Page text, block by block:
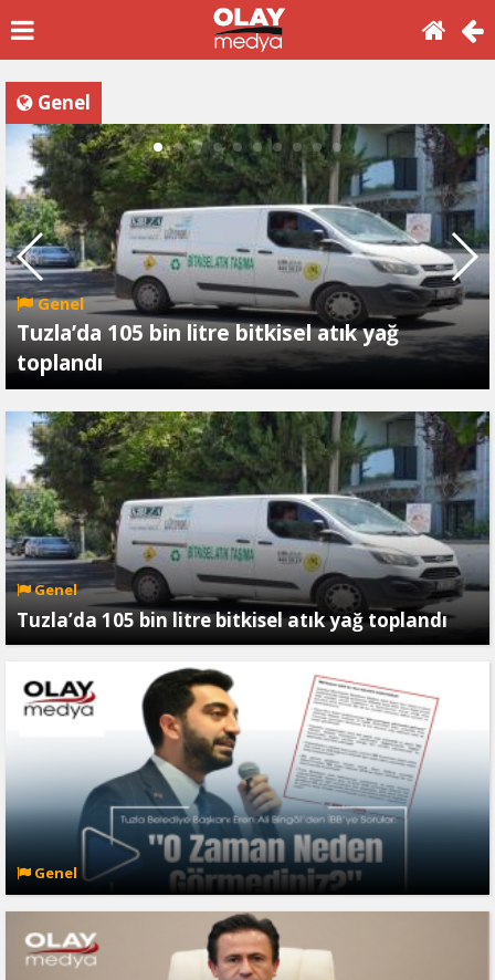
Genel
Genel
Tuzla’da 105 bin litre bitkisel atık yağ
toplandı
Genel
Tuzla’da 105 bin litre bitkisel atık yağ toplandı
Genel